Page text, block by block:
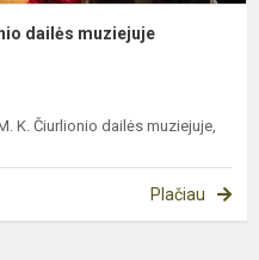
dailės muziejuje
K. Čiurlionio dailės muziejuje,
Plačiau